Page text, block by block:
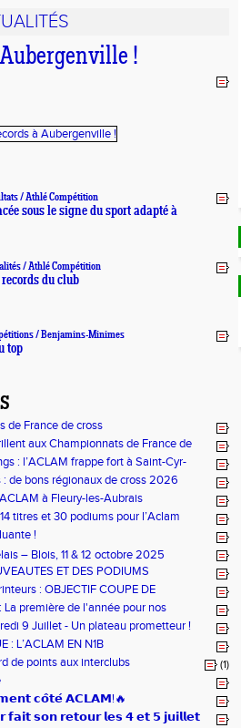
!
/Athlé Compétition
sous le signe du sport adapté à
/Athlé Compétition
du club
/Benjamins-Minimes
top
de France de cross
aux Championnats de France de
: l’ACLAM frappe fort à Saint-Cyr-
de bons régionaux de cross 2026
à Fleury-les-Aubrais
titres et 30 podiums pour l’Aclam
!
– Blois, 11 & 12 octobre 2025
ET DES PODIUMS
: OBJECTIF COUPE DE
première de l'année pour nos
9 Juillet - Un plateau prometteur !
: L’ACLAM EN N1B
de points aux interclubs (1)
𝗰𝗼̂𝘁𝗲́ 𝗔𝗖𝗟𝗔𝗠!🔥
𝘀𝗼𝗻 𝗿𝗲𝘁𝗼𝘂𝗿 𝗹𝗲𝘀 𝟰 𝗲𝘁 𝟱 𝗷𝘂𝗶𝗹𝗹𝗲𝘁